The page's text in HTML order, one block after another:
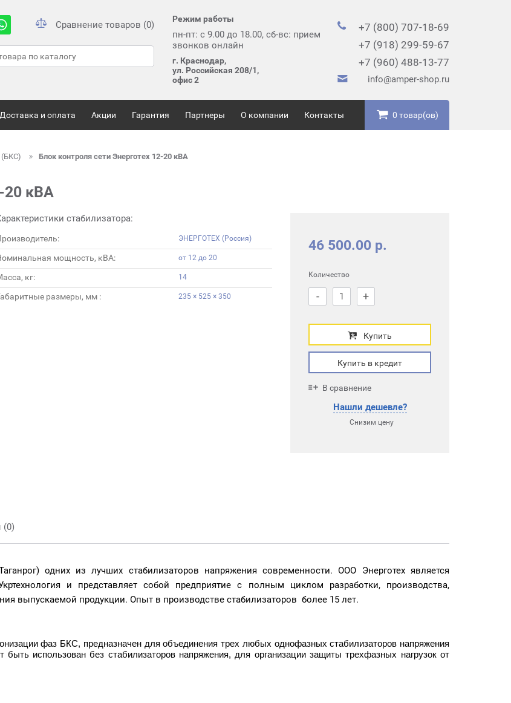
Сравнение товаров (0)
Режим работы
пн-пт: с 9.00 до 18.00, сб-вс: прием
звонков онлайн
г. Краснодар,
ул. Российская 208/1,
офис 2
+7 (800) 707-18-69
+7 (918) 299-59-67
+7 (960) 488-13-77
info@amper-shop.ru
Доставка и оплата Акции Гарантия Партнеры О компании Контакты 0 товар(ов)
(БКС) Блок контроля сети Энерготех 12-20 кВА
20 кВА
стабилизатора:
ЭНЕРГОТЕХ (Россия)
мощность, кВА: от 12 до 20
кг: 14
размеры, мм : 235 × 525 × 350
46 500.00 р.
Количество
- +
Купить
Купить в кредит
В сравнение
Нашли дешевле?
Снизим цену
(0)
одних из лучших стабилизаторов напряжения современности. ООО Энерготех является
и представляет собой предприятие с полным циклом разработки, производства,
выпускаемой продукции. Опыт в производстве стабилизаторов более 15 лет.
фаз БКС, предназначен для объединения трех любых однофазных стабилизаторов напряжения
использован без стабилизаторов напряжения, для организации защиты трехфазных нагрузок от